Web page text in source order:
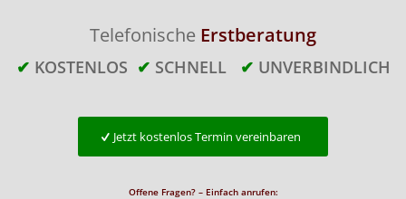
Telefonische Erstberatung
✔ KOSTENLOS ✔ SCHNELL ✔ UNVERBINDLICH
Jetzt kostenlos Termin vereinbaren
Offene Fragen? – Einfach anrufen: